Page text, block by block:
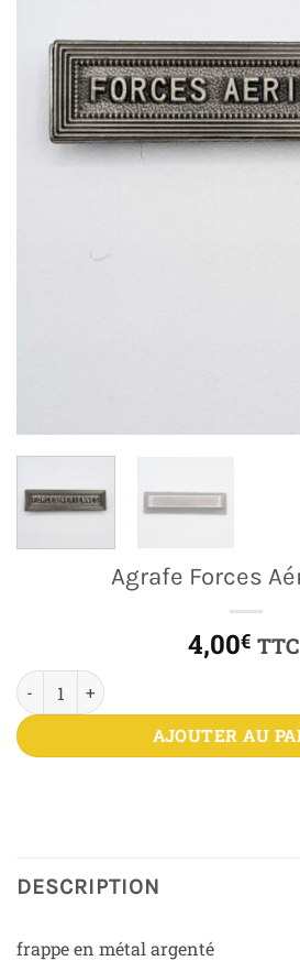
Agrafe Forces
4,00€ TTC
quantité de Agrafe Forces Aériennes
AJOUTER AU
DESCRIPTION
frappe en métal argenté